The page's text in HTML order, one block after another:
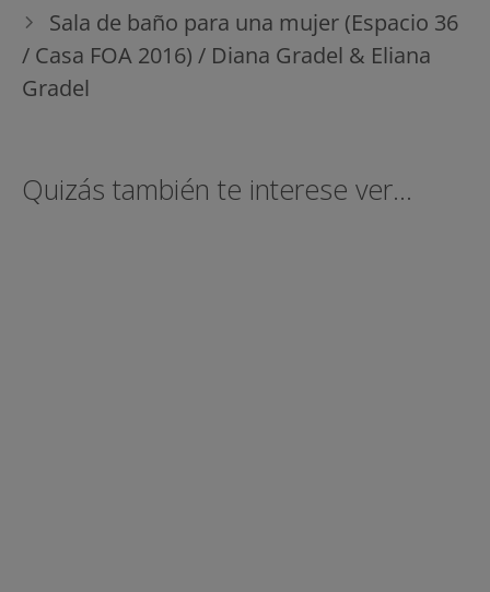
Sala de baño para una mujer (Espacio 36
/ Casa FOA 2016) / Diana Gradel & Eliana
Gradel
Quizás también te interese ver...